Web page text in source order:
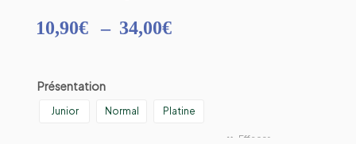
10,90€ – 34,00€
Présentation
Junior Normal Platine
Effacer